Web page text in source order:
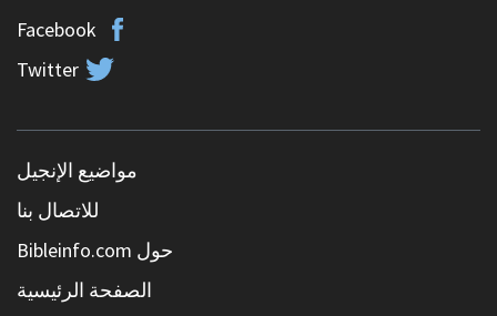
Facebook
Twitter
مواضيع الإنجيل
للاتصال بنا
حول Bibleinfo.com
الصفحة الرئيسية